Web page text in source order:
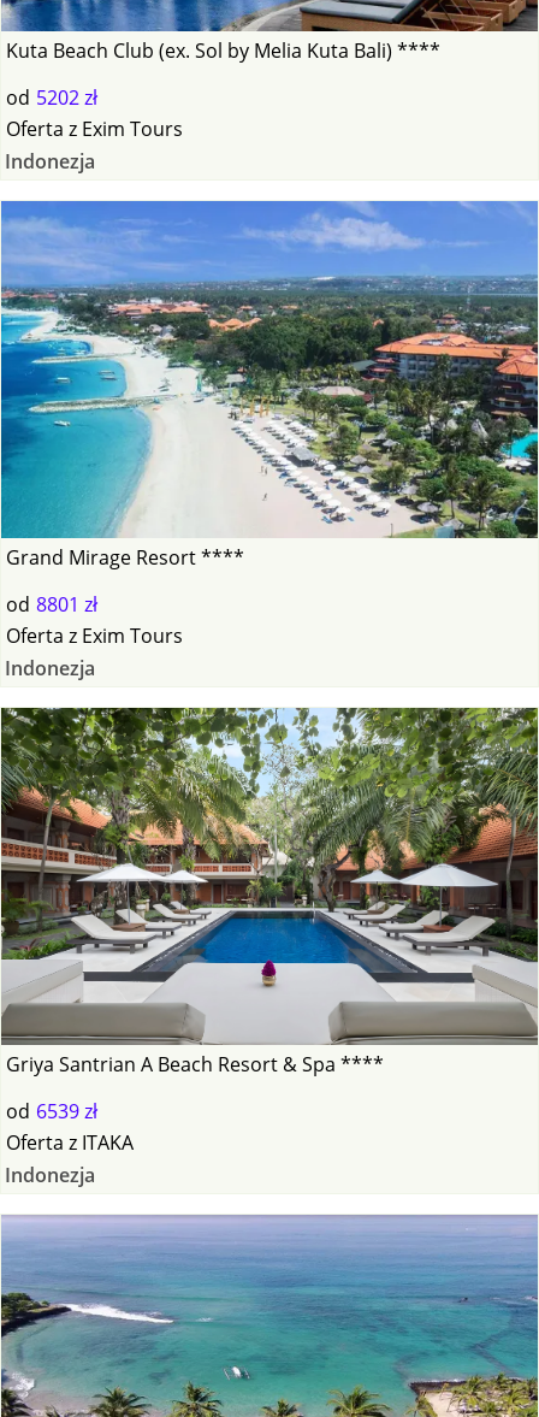
Kuta Beach Club (ex. Sol by Melia Kuta Bali) ****
od 5202 zł
Oferta z Exim Tours
Indonezja
Grand Mirage Resort ****
od 8801 zł
Oferta z Exim Tours
Indonezja
Griya Santrian A Beach Resort & Spa ****
od 6539 zł
Oferta z ITAKA
Indonezja